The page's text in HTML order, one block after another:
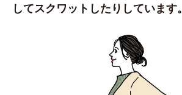
してスクワットしたりしています。